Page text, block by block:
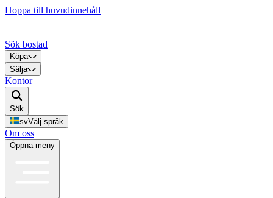
Hoppa till huvudinnehåll
Sök bostad
Köpa
Sälja
Kontor
Sök
svVälj språk
Om oss
Öppna meny